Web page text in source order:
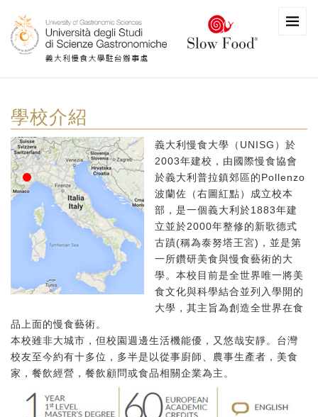
學校介紹
義大利慢食大學（UNISG）於
2003年建校，由國際慢食協會
於義大利普拉鎮郊區的Pollenzo
波蘭佐（右圖紅點）成立校本
部，是一個義大利於1883年建
立並於2000年整修的新歌德式
古蹟(稱為泰努塔王宮)，並是第
一所鑽研美食與慢食藝術的大
學。本校目前是全世界唯一將美
食文化與科學結合並列入學開的
大學，其主旨為創造全世界在食
品上面的慢食藝術。
本校雖非大城市，但校園週邊生活機能優，又悠哉安靜。台灣
校友至今約有十多位，多半是以從事廚師、農事生產者，美食
家，餐飲經營，餐飲顧問或食品相關企業為主。